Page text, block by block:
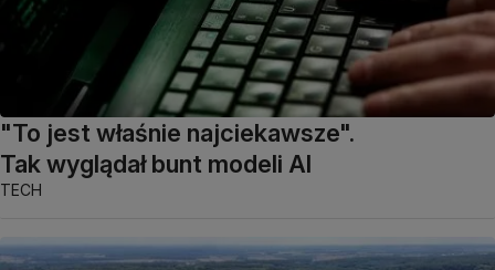
"To jest właśnie najciekawsze".
Tak wyglądał bunt modeli AI
TECH